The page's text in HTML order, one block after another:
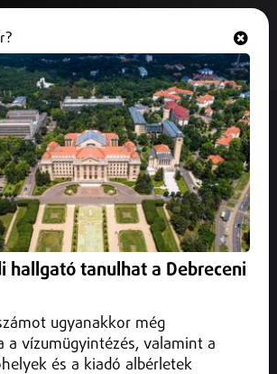
kezén kattan a bilincs
Bihar vármegye
akciót tartottak Hajdúhadházon,
hallgató tanulhat a Debreceni
ugyanakkor még
a vízumügyintézés, valamint a
és a kiadó albérletek